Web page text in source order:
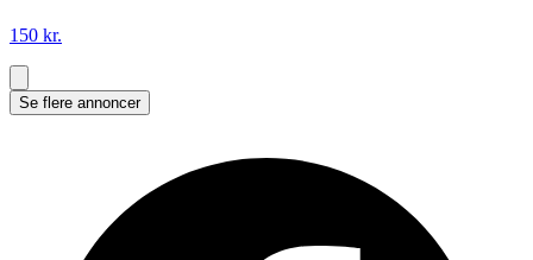
150 kr.
Se flere annoncer